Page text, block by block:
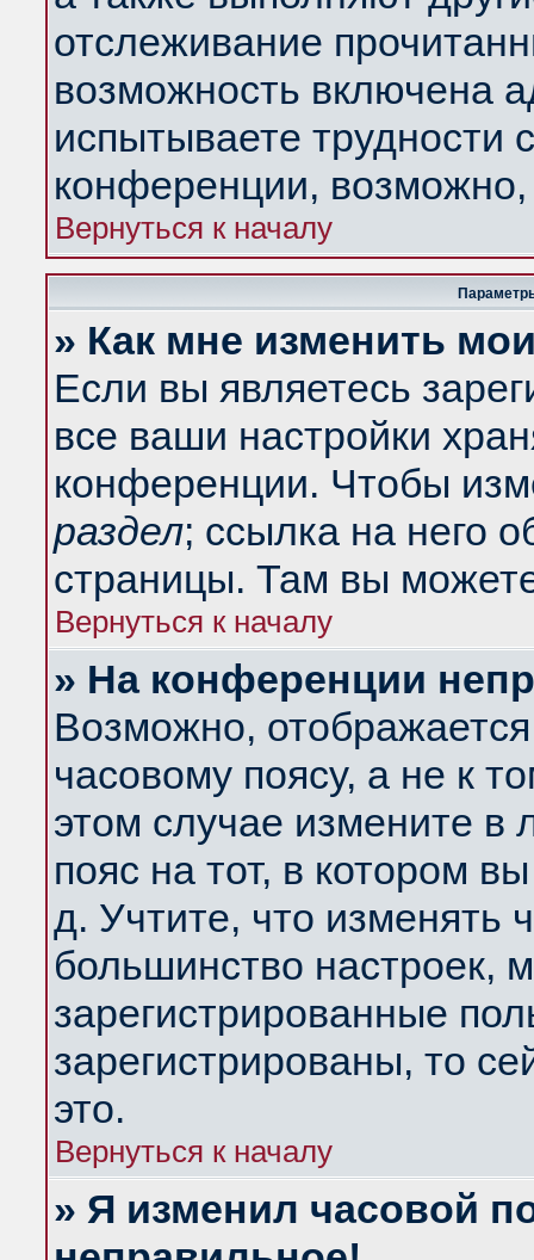
отслеживание
возможность включена
испытываете трудности
конференции,
Вернуться к началу
» Как мне изменить
Если вы являетесь
все ваши настройки
конференции. Чтобы
раздел; ссылка на него
страницы. Там вы
Вернуться к началу
» На конференции
Возможно,
часовому поясу, а не к
этом случае измените в
пояс на тот, в котором
д. Учтите, что изменять
большинство настроек,
зарегистрированные
зарегистрированы, то
это.
Вернуться к началу
» Я изменил часовой